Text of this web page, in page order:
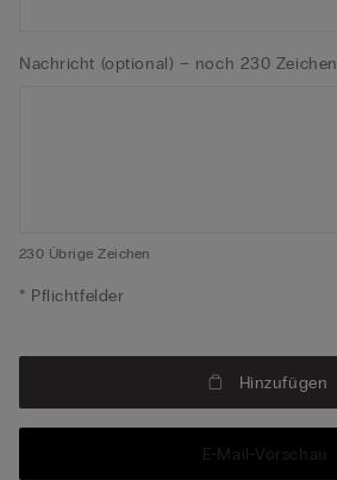
Nachricht (optional) – noch 230 Zeichen
230 Übrige Zeichen
* Pflichtfelder
Hinzufügen
E-Mail-Vorschau